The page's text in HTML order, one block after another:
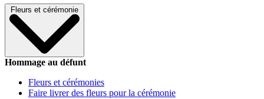
Fleurs et cérémonie
Hommage au défunt
Fleurs et cérémonies
Faire livrer des fleurs pour la cérémonie